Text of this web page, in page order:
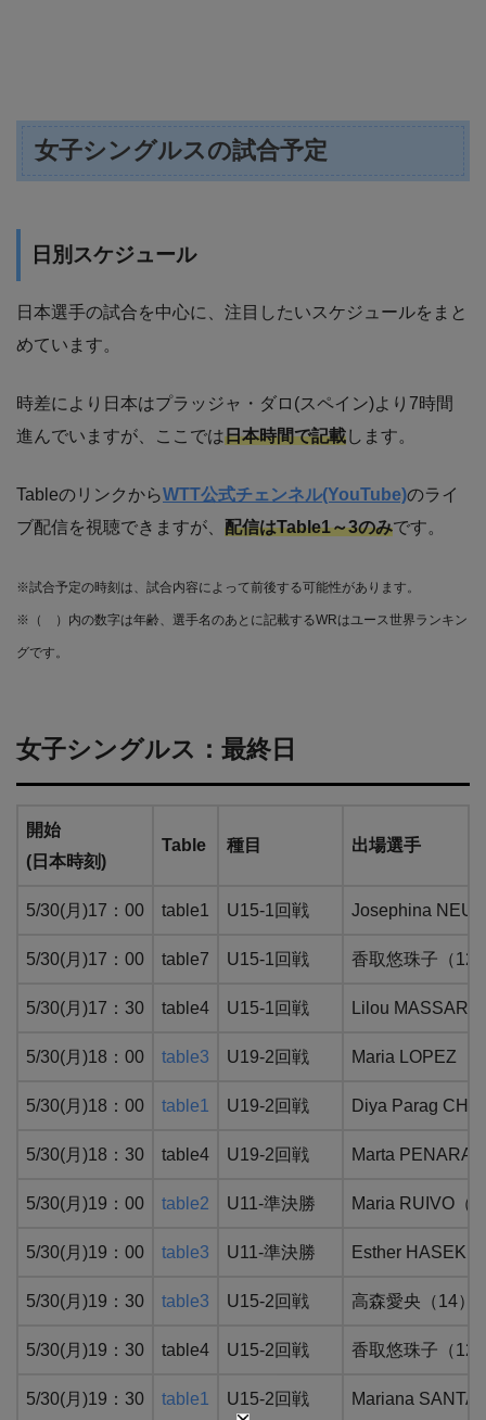
女子シングルスの試合予定
日別スケジュール
日本選手の試合を中心に、注目したいスケジュールをまと
めています。
時差により日本はプラッジャ・ダロ(スペイン)より7時間
進んでいますが、ここでは日本時間で記載します。
TableのリンクからWTT公式チェンネル(YouTube)のライ
ブ配信を視聴できますが、 配信はTable1～3のみです。
※試合予定の時刻は、試合内容によって前後する可能性があります。
※（ ）内の数字は年齢、選手名のあとに記載するWRはユース世界ランキン
グです。
女子シングルス：最終日
開始
(日本時刻)
Table 種目 出場選手
5/30(月)17：00 table1 U15-1回戦 Josephina
5/30(月)17：00 table7 U15-1回戦 香取悠珠子（
5/30(月)17：30 table4 U15-1回戦 Lilou
5/30(月)18：00 table3 U19-2回戦 Maria LOPEZ
5/30(月)18：00 table1 U19-2回戦 Diya Parag
5/30(月)18：30 table4 U19-2回戦 Marta
5/30(月)19：00 table2 U11-準決勝 Maria RUIVO（
5/30(月)19：00 table3 U11-準決勝 Esther HASEK
5/30(月)19：30 table3 U15-2回戦 高森愛央（14
5/30(月)19：30 table4 U15-2回戦 香取悠珠子（
5/30(月)19：30 table1 U15-2回戦 Mariana